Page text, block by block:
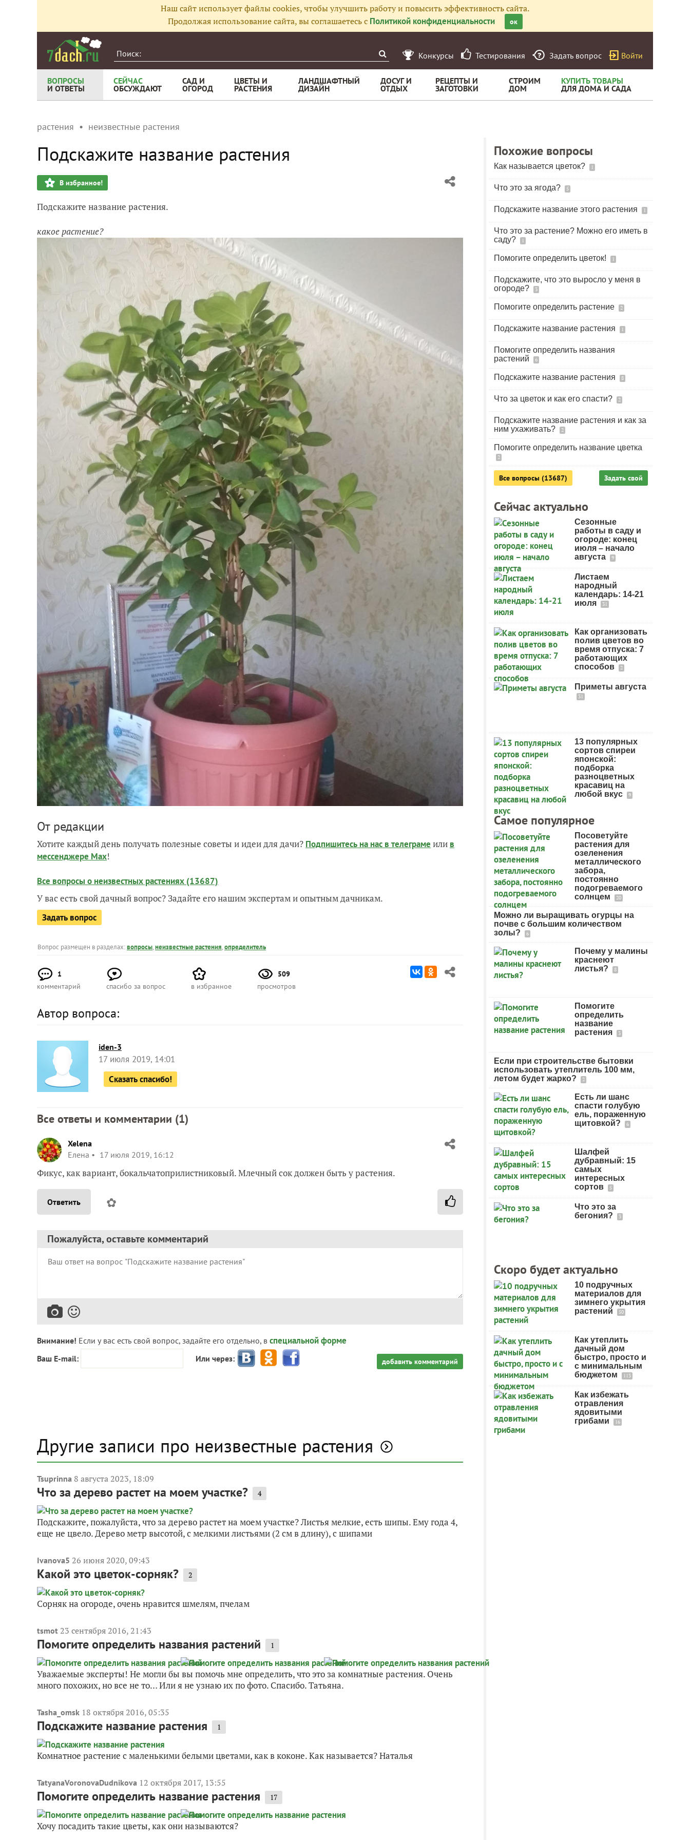
Наш сайт использует файлы cookies, чтобы улучшить работу и повысить эффективность сайта.
Продолжая использование сайта, вы соглашаетесь с Политикой конфиденциальности ок
Конкурсы Тестирования Задать вопрос Войти
ВОПРОСЫ
И ОТВЕТЫ
СЕЙЧАС
ОБСУЖДАЮТ
САД И
ОГОРОД
ЦВЕТЫ И
РАСТЕНИЯ
ЛАНДШАФТНЫЙ
ДИЗАЙН
ДОСУГ И
ОТДЫХ
РЕЦЕПТЫ И
ЗАГОТОВКИ
СТРОИМ
ДОМ
КУПИТЬ ТОВАРЫ
ДЛЯ ДОМА И САДА
растения неизвестные растения
Подскажите название растения
В избранное!
Подскажите название растения.
какое растение?
От редакции
Хотите каждый день получать полезные советы и идеи для дачи? Подпишитесь на нас в телеграме или в
мессенджере Max!
Все вопросы о неизвестных растениях (13687)
У вас есть свой дачный вопрос? Задайте его нашим экспертам и опытным дачникам.
Задать вопрос
Вопрос размещен в разделах:вопросы,неизвестные растения,определитель
1
комментарий
спасибо за вопрос в избранное
509
просмотров
Автор вопроса:
iden-3
17 июля 2019, 14:01
Сказать спасибо!
Все ответы и комментарии (1)
Xelena
Елена
17 июля 2019, 16:12
Фикус, как вариант, бокальчатоприлистниковый. Млечный сок должен быть у растения.
Ответить ✿
Пожалуйста, оставьте комментарий
Внимание! Если у вас есть свой вопрос, задайте его отдельно, в специальной форме
Ваш E-mail: Или через: добавить комментарий
Другие записи про неизвестные растения
Tsuprinna 8 августа 2023, 18:09
Что за дерево растет на моем участке? 4
Подскажите, пожалуйста, что за дерево растет на моем участке? Листья мелкие, есть шипы. Ему года 4,
еще не цвело. Дерево метр высотой, с мелкими листьями (2 см в длину), с шипами
Ivanova5 26 июня 2020, 09:43
Какой это цветок-сорняк? 2
Сорняк на огороде, очень нравится шмелям, пчелам
tsmot 23 сентября 2016, 21:43
Помогите определить названия растений 1
Уважаемые эксперты! Не могли бы вы помочь мне определить, что это за комнатные растения. Очень
много похожих, но все не то… Или я не узнаю их по фото. Спасибо. Татьяна.
Tasha_omsk 18 октября 2016, 05:35
Подскажите название растения 1
Комнатное растение с маленькими белыми цветами, как в коконе. Как называется? Наталья
TatyanaVoronovaDudnikova 12 октября 2017, 13:55
Помогите определить название растения 17
Хочу посадить такие цветы, как они называются?
Похожие вопросы
Как называется цветок? 1
Что это за ягода? 5
Подскажите название этого растения 1
Что это за растение? Можно его иметь в
саду?
1
Помогите определить цветок! 1
Подскажите, что это выросло у меня в
огороде?
3
Помогите определить растение 2
Подскажите название растения 1
Помогите определить названия
растений
6
Подскажите название растения 8
Что за цветок и как его спасти? 2
Подскажите название растения и как за
ним ухаживать?
2
Помогите определить название цветка
2
Все вопросы (13687) Задать свой
Сейчас актуально
Сезонные
работы в саду и
огороде: конец
июля – начало
августа
9
Листаем
народный
календарь: 14-21
июля
31
Как организовать
полив цветов во
время отпуска: 7
работающих
способов
2
Приметы августа
31
13 популярных
сортов спиреи
японской:
подборка
разноцветных
красавиц на
любой вкус
9
Самое популярное
Посоветуйте
растения для
озеленения
металлического
забора,
постоянно
подогреваемого
солнцем
20
Можно ли выращивать огурцы на
почве с большим количеством
золы?
6
Почему у малины
краснеют
листья?
8
Помогите
определить
название
растения
3
Если при строительстве бытовки
использовать утеплитель 100 мм,
летом будет жарко?
2
Есть ли шанс
спасти голубую
ель, пораженную
щитовкой?
6
Шалфей
дубравный: 15
самых
интересных
сортов
5
Что это за
бегония?
3
Скоро будет актуально
10 подручных
материалов для
зимнего укрытия
растений
50
Как утеплить
дачный дом
быстро, просто и
с минимальным
бюджетом
113
Как избежать
отравления
ядовитыми
грибами
16